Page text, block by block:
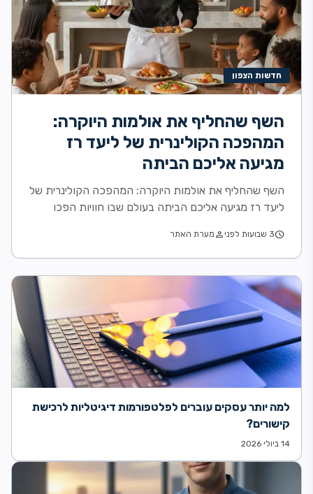
חדשות הצפון
השף שהחליף את אולמות היוקרה:
המהפכה הקולינרית של ליעד רז
מגיעה אליכם הביתה
השף שהחליף את אולמות היוקרה: המהפכה הקולינרית של
ליעד רז מגיעה אליכם הביתה בעולם שבו חוויות הפכו
schedule3 שבועות לפני person מערת האתר
למה יותר עסקים עוברים לפלטפורמות דיגיטליות לרכישת
קישורים?
14 ביולי 2026